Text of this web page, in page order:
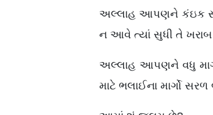
અલ્લાહ આપણને કંઇક
ન આવે ત્યાં સુધી તે ખરાબ
અલ્લાહ આપણને વધુ
માટે ભલાઈના માર્ગો